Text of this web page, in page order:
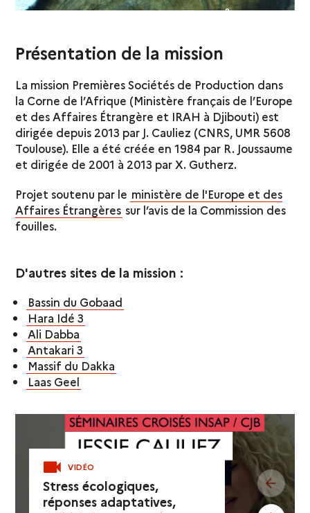
Présentation de la mission
La mission Premières Sociétés de Production dans
la Corne de l’Afrique (Ministère français de l’Europe
et des Affaires Étrangère et IRAH à Djibouti) est
dirigée depuis 2013 par J. Cauliez (CNRS, UMR 5608
Toulouse). Elle a été créée en 1984 par R. Joussaume
et dirigée de 2001 à 2013 par X. Gutherz.
Projet soutenu par le ministère de l'Europe et des
Affaires Étrangères sur l’avis de la Commission des
fouilles.
D'autres sites de la mission :
Bassin du Gobaad
Hara Idé 3
Ali Dabba
Antakari 3
Massif du Dakka
Laas Geel
VIDÉO
Stress écologiques,
réponses adaptatives,
see